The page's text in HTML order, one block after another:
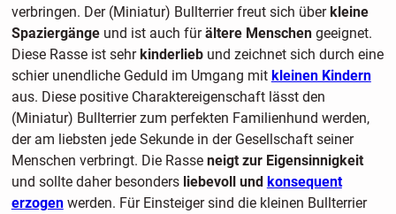
verbringen. Der (Miniatur) Bullterrier freut sich überkleine
Spaziergängeund ist auch fürältere Menschengeeignet.
Diese Rasse ist sehrkinderliebund zeichnet sich durch eine
schier unendliche Geduld im Umgang mit kleinen Kindern
aus. Diese positive Charaktereigenschaft lässt den
(Miniatur) Bullterrier zum perfekten Familienhund werden,
der am liebsten jede Sekunde in der Gesellschaft seiner
Menschen verbringt. Die Rasse neigt zur Eigensinnigkeit
und sollte daher besonders liebevoll und konsequent
erzogenwerden. Für Einsteiger sind die kleinen Bullterrier